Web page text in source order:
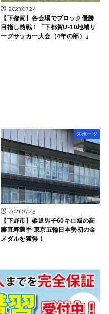
2023.07.24
【下都賀】各会場でブロック優勝
目指し熱戦！「下都賀U-10地域リ
ーグサッカー大会（4年の部）」
スポーツ
2021.07.25
【下野市】柔道男子60キロ級の高
藤直寿選手 東京五輪日本勢初の金
メダルを獲得！